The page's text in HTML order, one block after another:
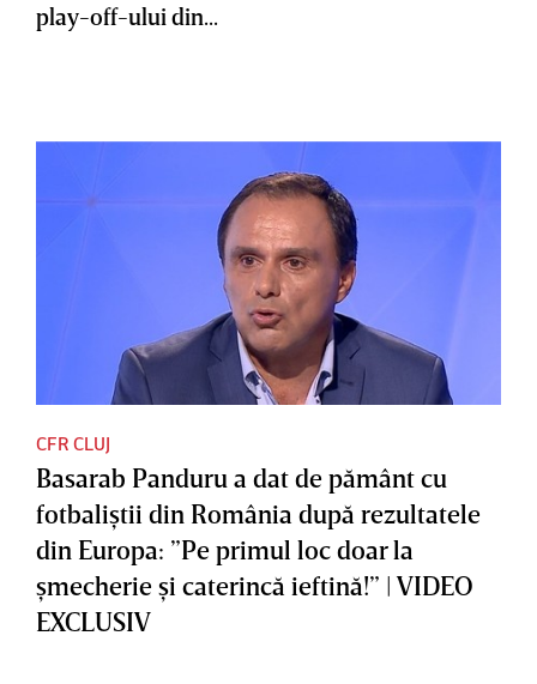
play-off-ului din...
CFR CLUJ
Basarab Panduru a dat de pământ cu
fotbaliştii din România după rezultatele
din Europa: ”Pe primul loc doar la
şmecherie şi caterincă ieftină!” | VIDEO
EXCLUSIV